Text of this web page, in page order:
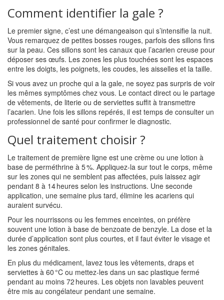
Comment identifier la gale ?
Le premier signe, c’est une démangeaison qui s’intensifie la nuit.
Vous remarquez de petites bosses rouges, parfois des sillons fins
sur la peau. Ces sillons sont les canaux que l’acarien creuse pour
déposer ses œufs. Les zones les plus touchées sont les espaces
entre les doigts, les poignets, les coudes, les aisselles et la taille.
Si vous avez un proche qui a la gale, ne soyez pas surpris de voir
les mêmes symptômes chez vous. Le contact direct ou le partage
de vêtements, de literie ou de serviettes suffit à transmettre
l’acarien. Une fois les sillons repérés, il est temps de consulter un
professionnel de santé pour confirmer le diagnostic.
Quel traitement choisir ?
Le traitement de première ligne est une crème ou une lotion à
base de perméthrine à 5 %. Appliquez-la sur tout le corps, même
sur les zones qui ne semblent pas affectées, puis laissez agir
pendant 8 à 14 heures selon les instructions. Une seconde
application, une semaine plus tard, élimine les acariens qui
auraient survécu.
Pour les nourrissons ou les femmes enceintes, on préfère
souvent une lotion à base de benzoate de benzyle. La dose et la
durée d’application sont plus courtes, et il faut éviter le visage et
les zones génitales.
En plus du médicament, lavez tous les vêtements, draps et
serviettes à 60 °C ou mettez‑les dans un sac plastique fermé
pendant au moins 72 heures. Les objets non lavables peuvent
être mis au congélateur pendant une semaine.